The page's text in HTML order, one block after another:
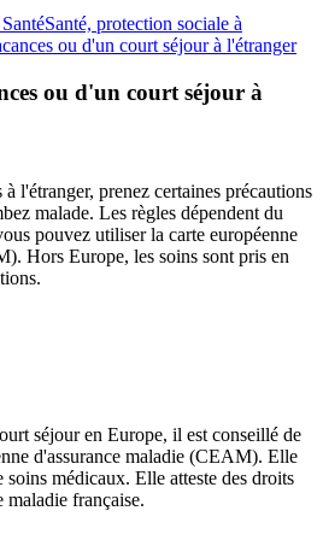
Santé, protection sociale à
ou d'un court séjour à l'étranger
ou d'un court séjour à
l'étranger, prenez certaines précautions
malade. Les règles dépendent du
pouvez utiliser la carte européenne
Hors Europe, les soins sont pris en
séjour en Europe, il est conseillé de
d'assurance maladie (CEAM). Elle
médicaux. Elle atteste des droits
maladie française.